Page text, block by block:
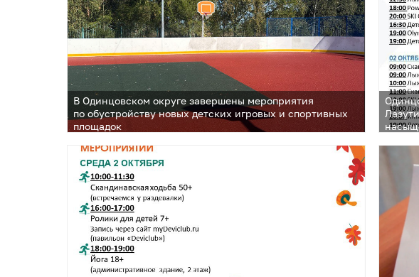
В Одинцовском округе завершены мероприятия
по обустройству новых детских игровых и спортивных
площадок